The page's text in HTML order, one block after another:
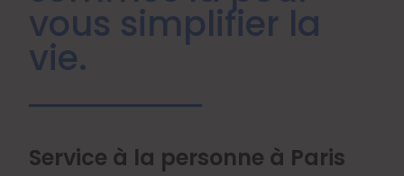
vous simplifier la
vie.
Service à la personne à Paris